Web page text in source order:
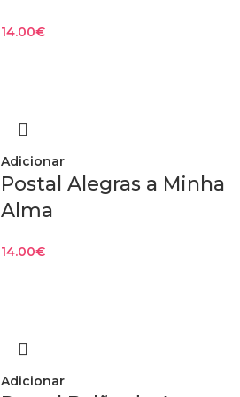
14.00€
Adicionar
Postal Alegras a Minha
Alma
14.00€
Adicionar